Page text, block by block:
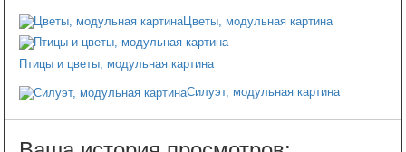
Цветы, модульная картина
Птицы и цветы, модульная картина
Силуэт, модульная картина